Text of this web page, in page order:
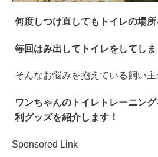
何度しつけ直してもトイレの場
毎回はみ出してトイレをしてしま
そんなお悩みを抱えている飼い主
ワンちゃんのトイレトレーニン
利グッズを紹介します！
Sponsored Link